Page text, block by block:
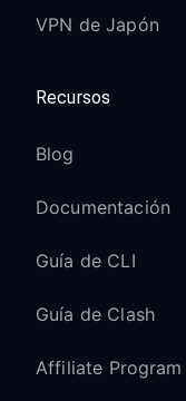
VPN de Japón
Recursos
Blog
Documentación
Guía de CLI
Guía de Clash
Affiliate Program